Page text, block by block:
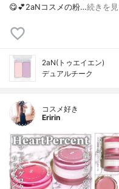
😋💕⁡2aNコスメの粉…続きを
2aN(トゥエイエン)
デュアルチーク
コスメ好き
Eririn